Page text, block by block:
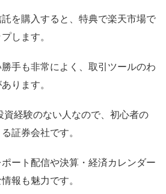
を購入すると、特典で楽天市場で
します。
手も非常によく、取引ツールのわ
ります。
経験のない人なので、初心者の
証券会社です。
ート配信や決算・経済カレンダー
報も魅力です。